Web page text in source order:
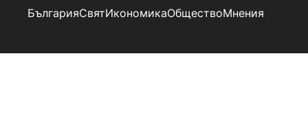
БългарияСвятИкономикаОбществоМнения